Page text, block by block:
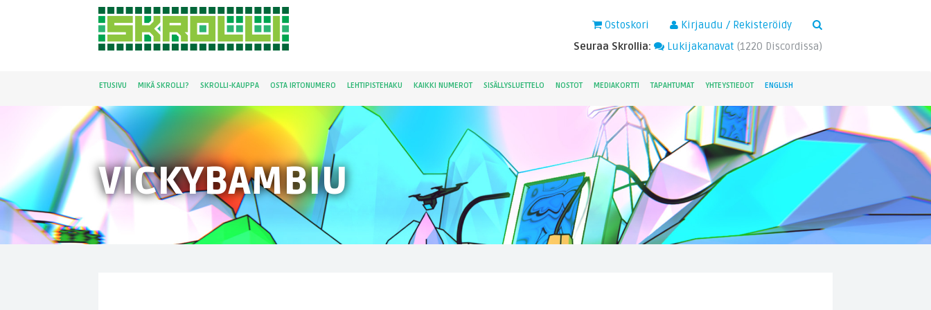
Kirjaudu / Rekisteröidy
Ostoskori
Seuraa Skrollia:
Lukijakanavat (1220 Discordissa)
ETUSIVU MIKÄ SKROLLI? SKROLLI-KAUPPA OSTA IRTONUMERO LEHTIPISTEHAKU KAIKKI NUMEROT SISÄLLYSLUETTELO NOSTOT MEDIAKORTTI TAPAHTUMAT YHTEYSTIEDOT ENGLISH
VICKYBAMBIU